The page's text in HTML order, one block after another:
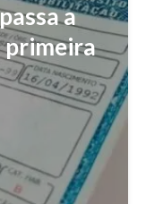
a
primeira